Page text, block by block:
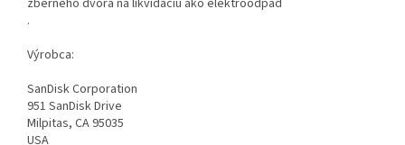
zberného dvora na likvidáciu ako elektroodpad
.
Výrobca:
SanDisk Corporation
951 SanDisk Drive
Milpitas, CA 95035
USA